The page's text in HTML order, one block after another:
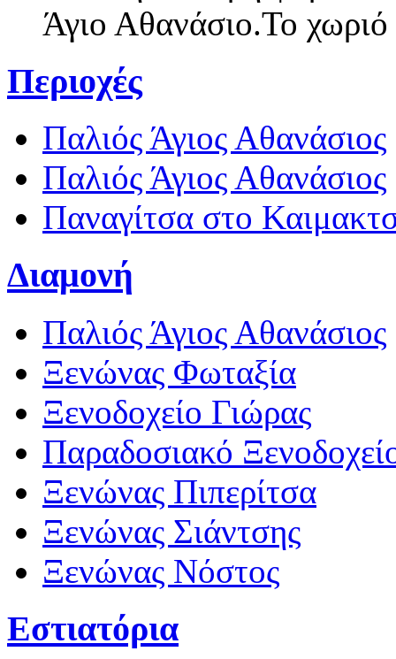
Άγιο Αθανάσιο.Το
Περιοχές
Παλιός Άγιος Αθανάσιος
Παλιός Άγιος Αθανάσιος
Παναγίτσα στο
Διαμονή
Παλιός Άγιος Αθανάσιος
Ξενώνας Φωταξία
Ξενοδοχείο Γιώρας
Παραδοσιακό
Ξενώνας Πιπερίτσα
Ξενώνας Σιάντσης
Ξενώνας Νόστος
Εστιατόρια